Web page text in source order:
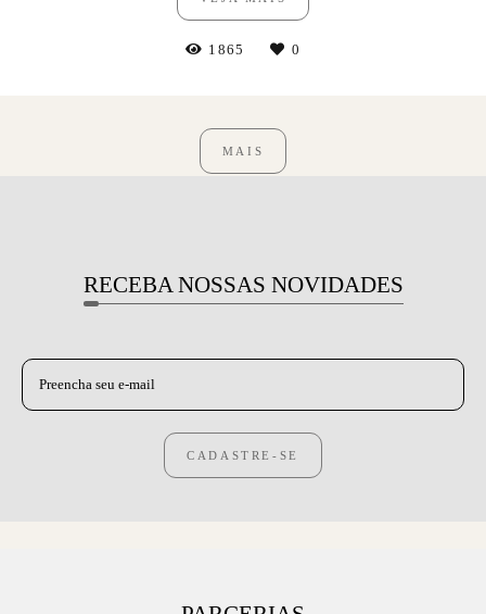
1865 0
MAIS
RECEBA NOSSAS NOVIDADES
CADASTRE-SE